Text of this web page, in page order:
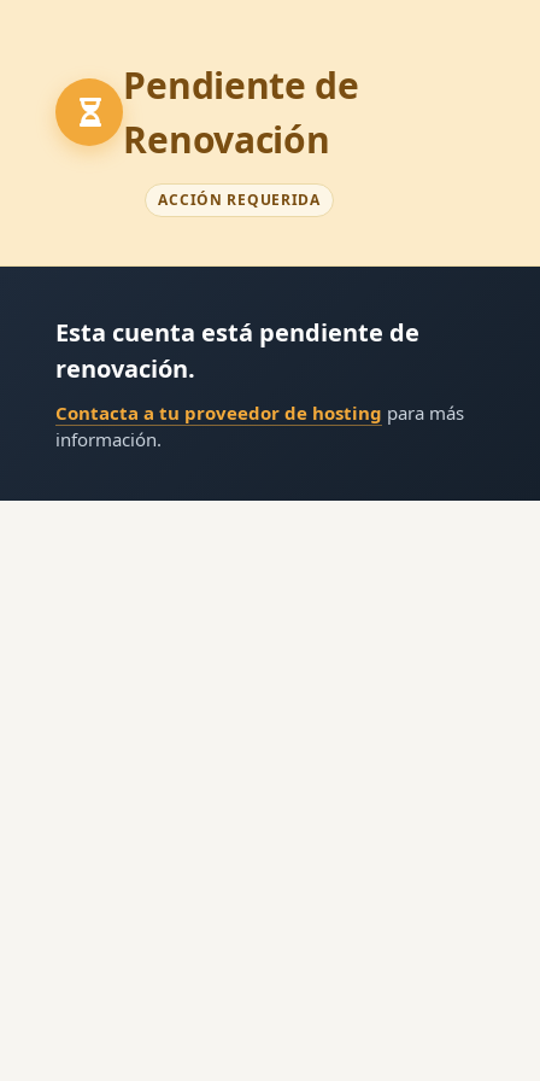
Pendiente de
Renovación
ACCIÓN REQUERIDA
Esta cuenta está pendiente de
renovación.
Contacta a tu proveedor de hosting para más
información.